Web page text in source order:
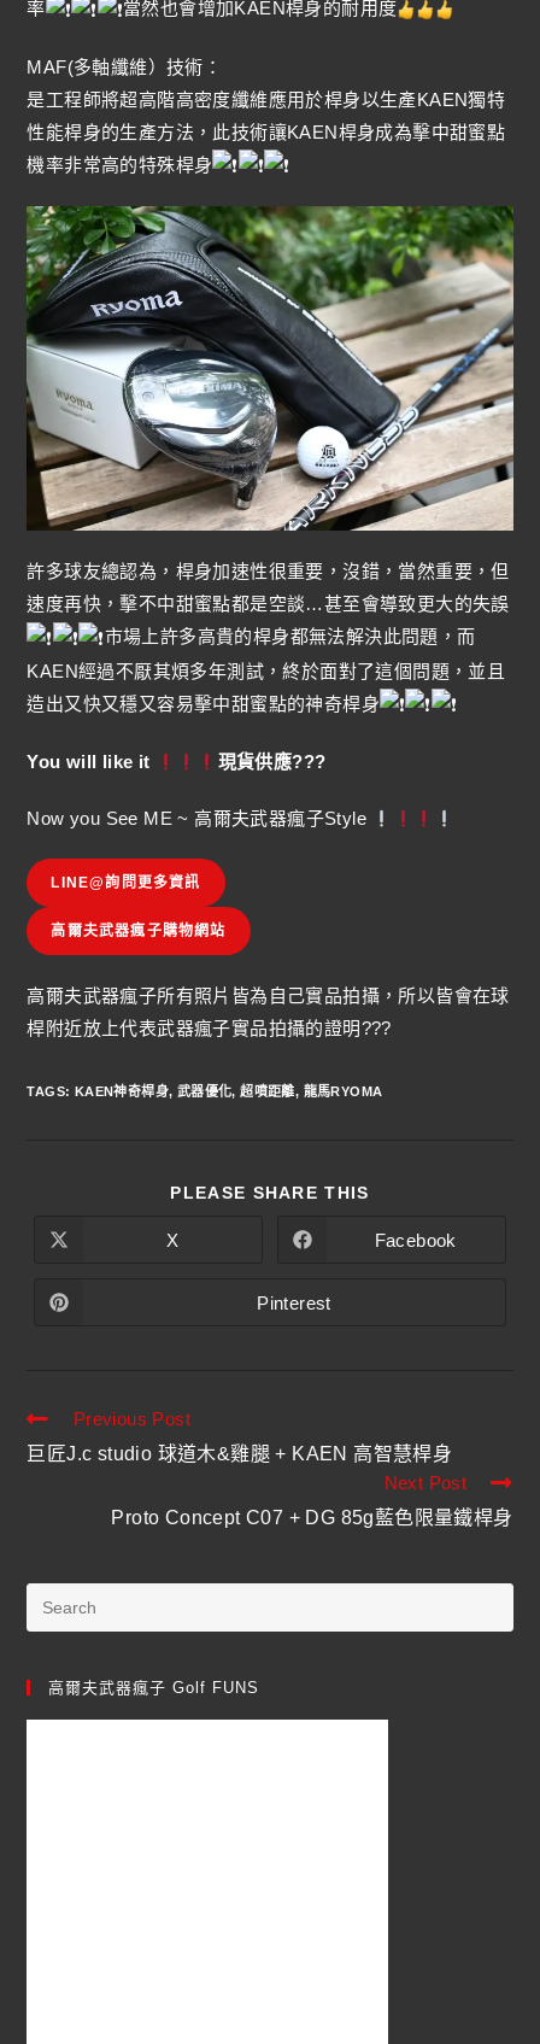
率 當然也會增加KAEN桿身的耐用度
MAF(多軸纖維）技術：
是工程師將超高階高密度纖維應用於桿身以生產KAEN獨特
性能桿身的生產方法，此技術讓KAEN桿身成為擊中甜蜜點
機率非常高的特殊桿身
許多球友總認為，桿身加速性很重要，沒錯，當然重要，但
速度再快，擊不中甜蜜點都是空談…甚至會導致更大的失誤
市場上許多高貴的桿身都無法解決此問題，而
KAEN經過不厭其煩多年測試，終於面對了這個問題，並且
造出又快又穩又容易擊中甜蜜點的神奇桿身
You will like it 現貨供應???
Now you See ME ~ 高爾夫武器瘋子Style
LINE@詢問更多資訊
高爾夫武器瘋子購物網站
高爾夫武器瘋子所有照片皆為自己實品拍攝，所以皆會在球
桿附近放上代表武器瘋子實品拍攝的證明???
TAGS: KAEN神奇桿身, 武器優化, 超噴距離, 龍馬RYOMA
PLEASE SHARE THIS
X Facebook
Pinterest
Previous Post
巨匠J.c studio 球道木&雞腿 + KAEN 高智慧桿身
Next Post
Proto Concept C07 + DG 85g藍色限量鐵桿身
高爾夫武器瘋子 Golf FUNS